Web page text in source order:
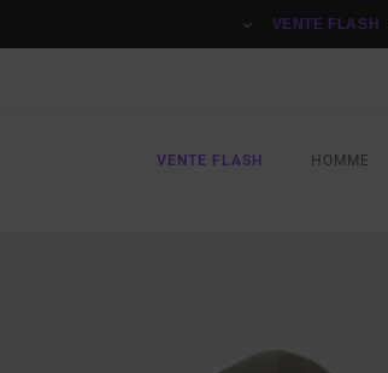
VENTE FLASH
VENTE FLASH HOMME